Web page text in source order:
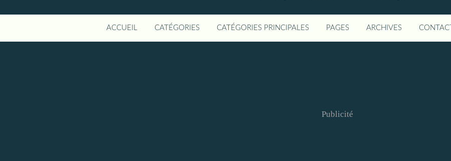
ACCUEIL CATÉGORIES CATÉGORIES PRINCIPALES PAGES ARCHIVES CONTACT
Publicité